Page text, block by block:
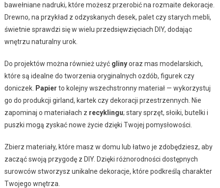
bawełniane nadruki, które możesz przerobić na rozmaite dekoracje.
Drewno, na przykład z odzyskanych desek, palet czy starych mebli,
świetnie sprawdzi się w wielu przedsięwzięciach DIY, dodając
wnętrzu naturalny urok.
Do projektów można również użyć glinyoraz mas modelarskich,
które są idealne do tworzenia oryginalnych ozdób, figurek czy
doniczek. Papier to kolejny wszechstronny materiał — wykorzystuj
go do produkcji girland, kartek czy dekoracji przestrzennych. Nie
zapominaj o materiałach z recyklingu; stary sprzęt, słoiki, butelki i
puszki mogą zyskać nowe życie dzięki Twojej pomysłowości.
Zbierz materiały, które masz w domu lub łatwo je zdobędziesz, aby
zacząć swoją przygodę z DIY. Dzięki różnorodności dostępnych
surowców stworzysz unikalne dekoracje, które podkreślą charakter
Twojego wnętrza.